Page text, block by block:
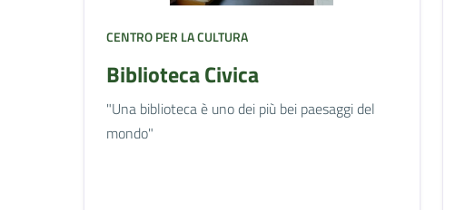
CENTRO PER LA CULTURA
Biblioteca Civica
"Una biblioteca è uno dei più bei paesaggi del
mondo"